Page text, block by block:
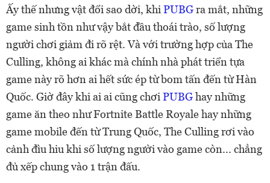
Ấy thế nhưng vật đổi sao dời, khi PUBGra mắt, những
game sinh tồn như vậy bắt đầu thoái trào, số lượng
người chơi giảm đi rõ rệt. Và với trường hợp của The
Culling, không ai khác mà chính nhà phát triển tựa
game này rõ hơn ai hết sức ép từ bom tấn đến từ Hàn
Quốc. Giờ đây khi ai ai cũng chơi PUBGhay những
game ăn theo như Fortnite Battle Royale hay những
game mobile đến từ Trung Quốc, The Culling rơi vào
cảnh đìu hiu khi số lượng người vào game còn... chẳng
đủ xếp chung vào 1 trận đấu.